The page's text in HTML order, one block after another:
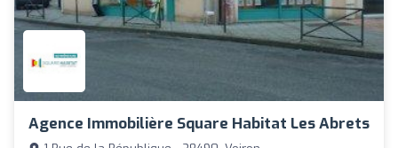
Agence Immobilière Square Habitat Les Abrets